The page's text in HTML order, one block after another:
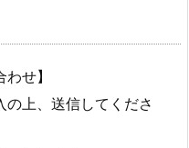
せ】
上、送信してくださ